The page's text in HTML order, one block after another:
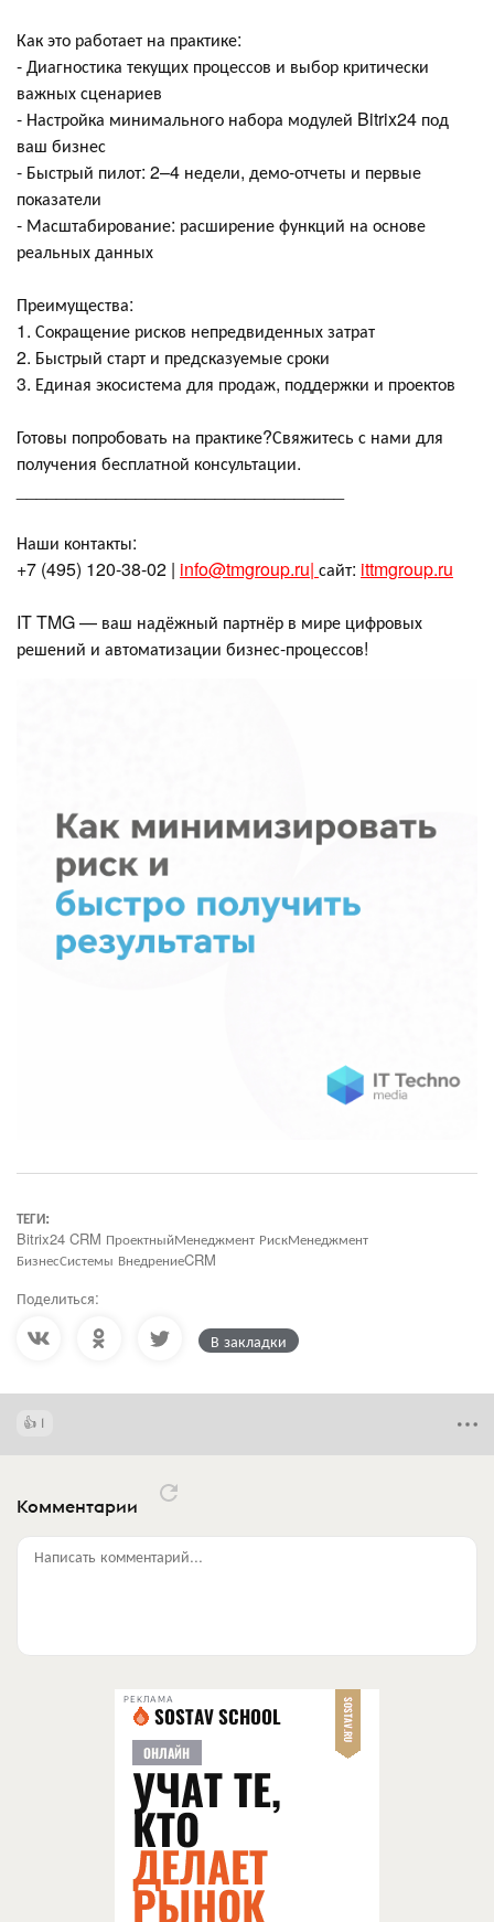
Как это работает на практике:
- Диагностика текущих процессов и выбор критически
важных сценариев
- Настройка минимального набора модулей Bitrix24 под
ваш бизнес
- Быстрый пилот: 2–4 недели, демо-отчеты и первые
показатели
- Масштабирование: расширение функций на основе
реальных данных
Преимущества:
1. Сокращение рисков непредвиденных затрат
2. Быстрый старт и предсказуемые сроки
3. Единая экосистема для продаж, поддержки и проектов
Готовы попробовать на практике?Свяжитесь с нами для
получения бесплатной консультации.
Наши контакты:
+7 (495) 120-38-02 | info@tmgroup.ru| сайт: ittmgroup.ru
IT TMG — ваш надёжный партнёр в мире цифровых
решений и автоматизации бизнес-процессов!
ТЕГИ:
Bitrix24 CRM ПроектныйМенеджмент РискМенеджмент
БизнесСистемы ВнедрениеCRM
Поделиться:
В закладки
1
Комментарии
Написать комментарий...
РЕКЛАМА